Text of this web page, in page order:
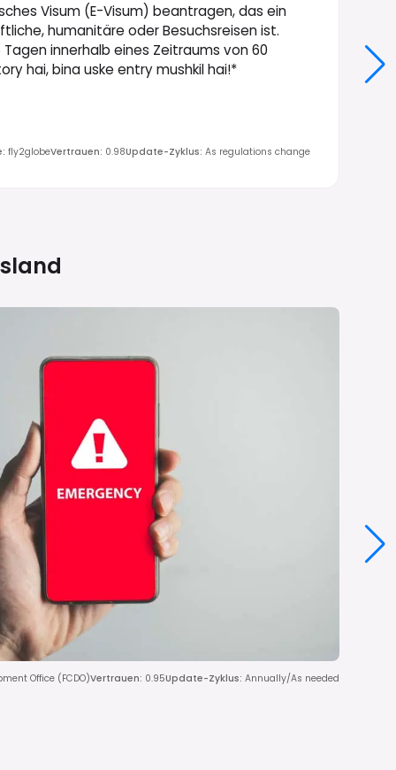
Visum (E-Visum) beantragen, das ein
humanitäre oder Besuchsreisen ist.
innerhalb eines Zeitraums von 60
hai, bina uske entry mushkil hai!*
: fly2globeVertrauen: 0.98Update-Zyklus: As regulations change
Office (FCDO)Vertrauen: 0.95Update-Zyklus: Annually/As needed